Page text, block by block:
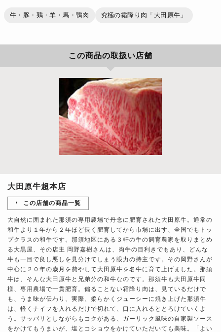
牛・豚・鶏・羊・馬・鴨肉 究極の霜降り肉「大田原牛」
この商品の取扱い店舗
大田原牛超本店
この店舗の商品一覧
大自然に囲まれた那須の専用農場で丹念に肥育された大田原牛。通常の
和牛より１年から２年ほど長く肥育してから市場に出す、全国でもトッ
プクラスの和牛です。那須地区にある３軒の牛の飼育農家を取りまとめ
る大黒屋、その店主 岡野嘉樹さんは、肉牛の目利きでもあり、どんな
牛も一目で良し悪しを見分けてしまう眼力の持主です。その岡野さんが
中心に２０年の歳月を費やして大田原牛を名牛に育て上げました。那須
牛は、そんな大田原牛と兄弟分の和牛なのです。那須牛も大田原牛同
様、専用農場で一貫肥育。偏ることない霜降り肉は、見ているだけで
も、うま味が伝わり、実際、柔らかくジューシーに焼き上げた那須牛
は、軽くナイフを入れるだけで切れて、口に入れるととろけていくよ
う。サッパリとしながらもコクがある、ガーリック風味の自家製ソース
をかけてもうまいが、塩とコショウをかけていただいても美味。「よい